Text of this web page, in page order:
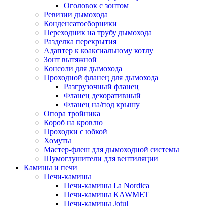
Оголовок с зонтом
Ревизии дымохода
Конденсатосборники
Переходник на трубу дымохода
Разделка перекрытия
Адаптер к коаксиальному котлу
Зонт вытяжной
Консоли для дымохода
Проходной фланец для дымохода
Разгрузочный фланец
Фланец декоративный
Фланец на/под крышу
Опора тройника
Короб на кровлю
Проходки с юбкой
Хомуты
Мастер-флеш для дымоходной системы
Шумоглушители для вентиляции
Камины и печи
Печи-камины
Печи-камины La Nordica
Печи-камины KAWMET
Печи-камины Jotul